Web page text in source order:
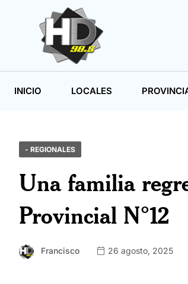
INICIO LOCALES
- REGIONALES
Una familia
Provincial N°12
Francisco 26 agosto, 2025